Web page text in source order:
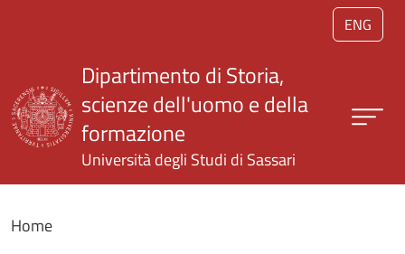
Salta al contenuto principale
ENG
Dipartimento di Storia,
scienze dell'uomo e della
formazione
Università degli Studi di Sassari
Home